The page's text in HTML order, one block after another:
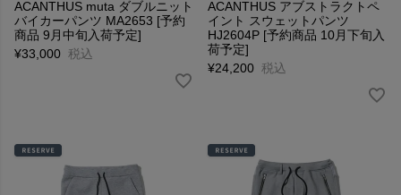
ACANTHUS muta ダブルニット
バイカーパンツ MA2653 [予約
商品 9月中旬入荷予定]
¥33,000 税込
ACANTHUS アブストラクトペ
イント スウェットパンツ
HJ2604P [予約商品 10月下旬入
荷予定]
¥24,200 税込